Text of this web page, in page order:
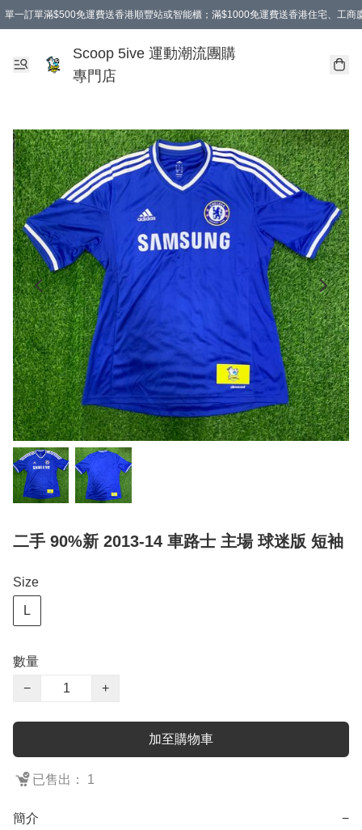
單一訂單滿$500免運費送香港順豐站或智能櫃；滿$1000免運費送香港住宅、工商
Scoop 5ive 運動潮流團購
專門店
二手 90%新 2013-14 車路士 主場 球迷版 短袖
Size
L
數量
−
+
加至購物車
已售出： 1
簡介 −